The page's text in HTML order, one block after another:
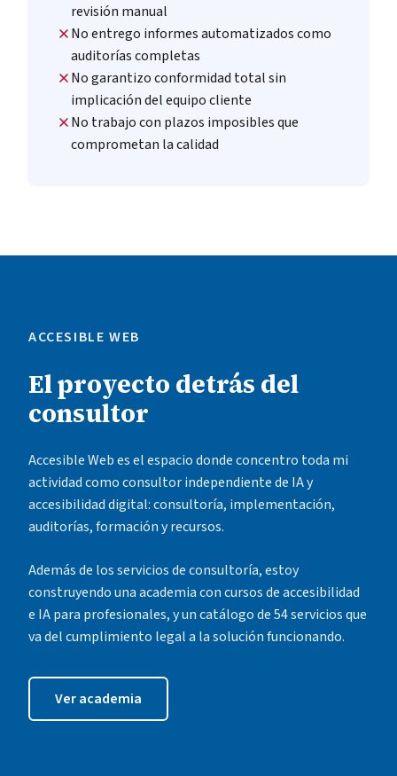
revisión manual
No entrego informes automatizados como
auditorías completas
No garantizo conformidad total sin
implicación del equipo cliente
No trabajo con plazos imposibles que
comprometan la calidad
ACCESIBLE WEB
El proyecto detrás del
consultor
Accesible Web es el espacio donde concentro toda mi
actividad como consultor independiente de IA y
accesibilidad digital: consultoría, implementación,
auditorías, formación y recursos.
Además de los servicios de consultoría, estoy
construyendo una academia con cursos de accesibilidad
e IA para profesionales, y un catálogo de 54 servicios que
va del cumplimiento legal a la solución funcionando.
Ver academia